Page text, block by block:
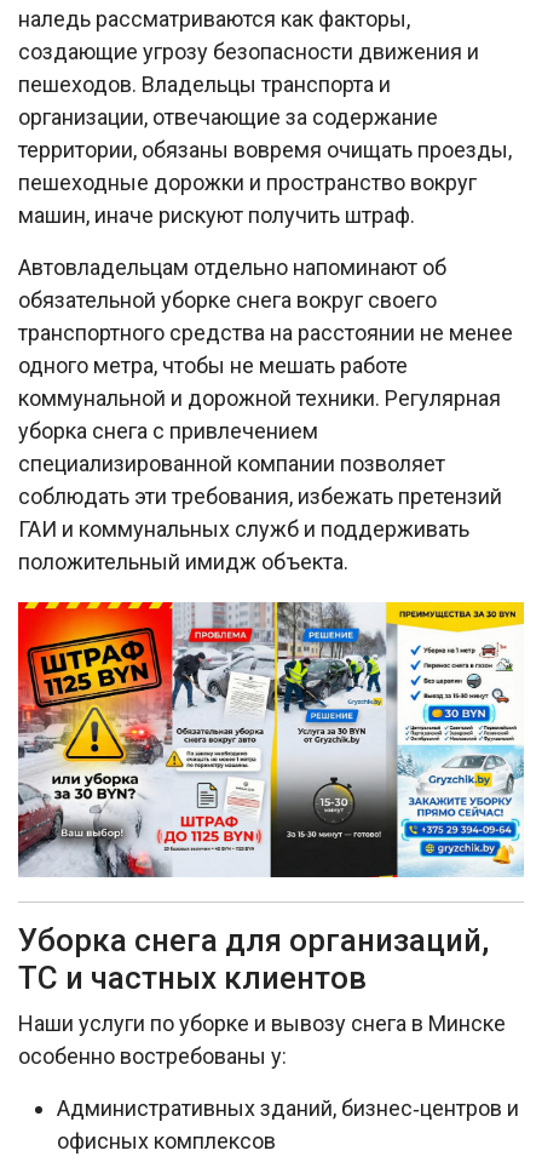
наледь рассматриваются как факторы,
создающие угрозу безопасности движения и
пешеходов. Владельцы транспорта и
организации, отвечающие за содержание
территории, обязаны вовремя очищать проезды,
пешеходные дорожки и пространство вокруг
машин, иначе рискуют получить штраф.​
Автовладельцам отдельно напоминают об
обязательной уборке снега вокруг своего
транспортного средства на расстоянии не менее
одного метра, чтобы не мешать работе
коммунальной и дорожной техники. Регулярная
уборка снега с привлечением
специализированной компании позволяет
соблюдать эти требования, избежать претензий
ГАИ и коммунальных служб и поддерживать
положительный имидж объекта.​
Уборка снега для организаций,
ТС и частных клиентов
Наши услуги по уборке и вывозу снега в Минске
особенно востребованы у:​
Административных зданий, бизнес‑центров и
офисных комплексов